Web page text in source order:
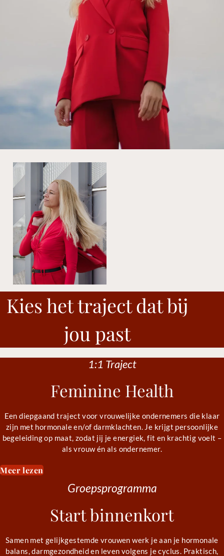
Kies het traject dat bij
jou past
1:1 Traject
Feminine Health
Een diepgaand traject voor vrouwelijke ondernemers die klaar
zijn met hormonale en/of darmklachten. Je krijgt persoonlijke
begeleiding op maat, zodat jij je energiek, fit en krachtig voelt –
als vrouw én als ondernemer.
Meer lezen
Groepsprogramma
Start binnenkort
Samen met gelijkgestemde vrouwen werk je aan je hormonale
balans, darmgezondheid en leven volgens je cyclus. Praktisch,